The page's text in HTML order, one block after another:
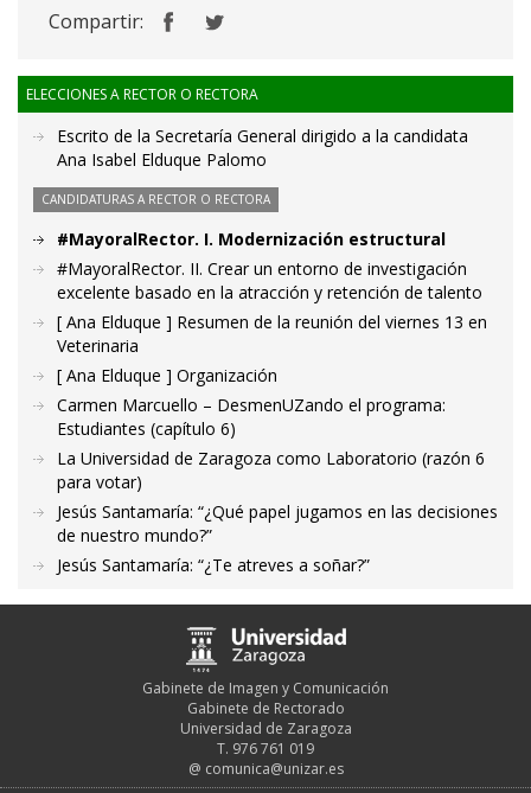
Compartir:
ELECCIONES A RECTOR O RECTORA
Escrito de la Secretaría General dirigido a la candidata
Ana Isabel Elduque Palomo
CANDIDATURAS A RECTOR O RECTORA
#MayoralRector. I. Modernización estructural
#MayoralRector. II. Crear un entorno de investigación
excelente basado en la atracción y retención de talento
[ Ana Elduque ] Resumen de la reunión del viernes 13 en
Veterinaria
[ Ana Elduque ] Organización
Carmen Marcuello – DesmenUZando el programa:
Estudiantes (capítulo 6)
La Universidad de Zaragoza como Laboratorio (razón 6
para votar)
Jesús Santamaría: “¿Qué papel jugamos en las decisiones
de nuestro mundo?”
Jesús Santamaría: “¿Te atreves a soñar?”
Gabinete de Imagen y Comunicación
Gabinete de Rectorado
Universidad de Zaragoza
T. 976 761 019
@ comunica@unizar.es